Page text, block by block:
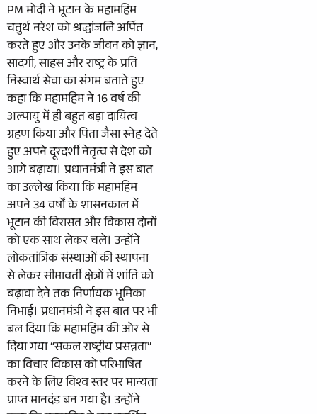
PM मोदी ने भूटान के महामहिम
चतुर्थ नरेश को श्रद्धांजलि अर्पित
करते हुए और उनके जीवन को ज्ञान,
सादगी, साहस और राष्ट्र के प्रति
निस्वार्थ सेवा का संगम बताते हुए
कहा कि महामहिम ने 16 वर्ष की
अल्पायु में ही बहुत बड़ा दायित्व
ग्रहण किया और पिता जैसा स्नेह देते
हुए अपने दूरदर्शी नेतृत्व से देश को
आगे बढ़ाया। प्रधानमंत्री ने इस बात
का उल्लेख किया कि महामहिम
अपने 34 वर्षों के शासनकाल में
भूटान की विरासत और विकास दोनों
को एक साथ लेकर चले। उन्होंने
लोकतांत्रिक संस्थाओं की स्थापना
से लेकर सीमावर्ती क्षेत्रों में शांति को
बढ़ावा देने तक निर्णायक भूमिका
निभाई। प्रधानमंत्री ने इस बात पर भी
बल दिया कि महामहिम की ओर से
दिया गया “सकल राष्ट्रीय प्रसन्नता”
का विचार विकास को परिभाषित
करने के लिए विश्व स्तर पर मान्यता
प्राप्त मानदंड बन गया है। उन्होंने